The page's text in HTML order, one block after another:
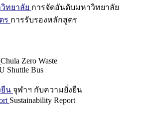
ทยาลัย การจัดอันดับมหาวิทยาลัย
ร การรับรองหลักสูตร
Chula Zero Waste
Shuttle Bus
ยืน จุฬาฯ กับความยั่งยืน
Sustainability Report